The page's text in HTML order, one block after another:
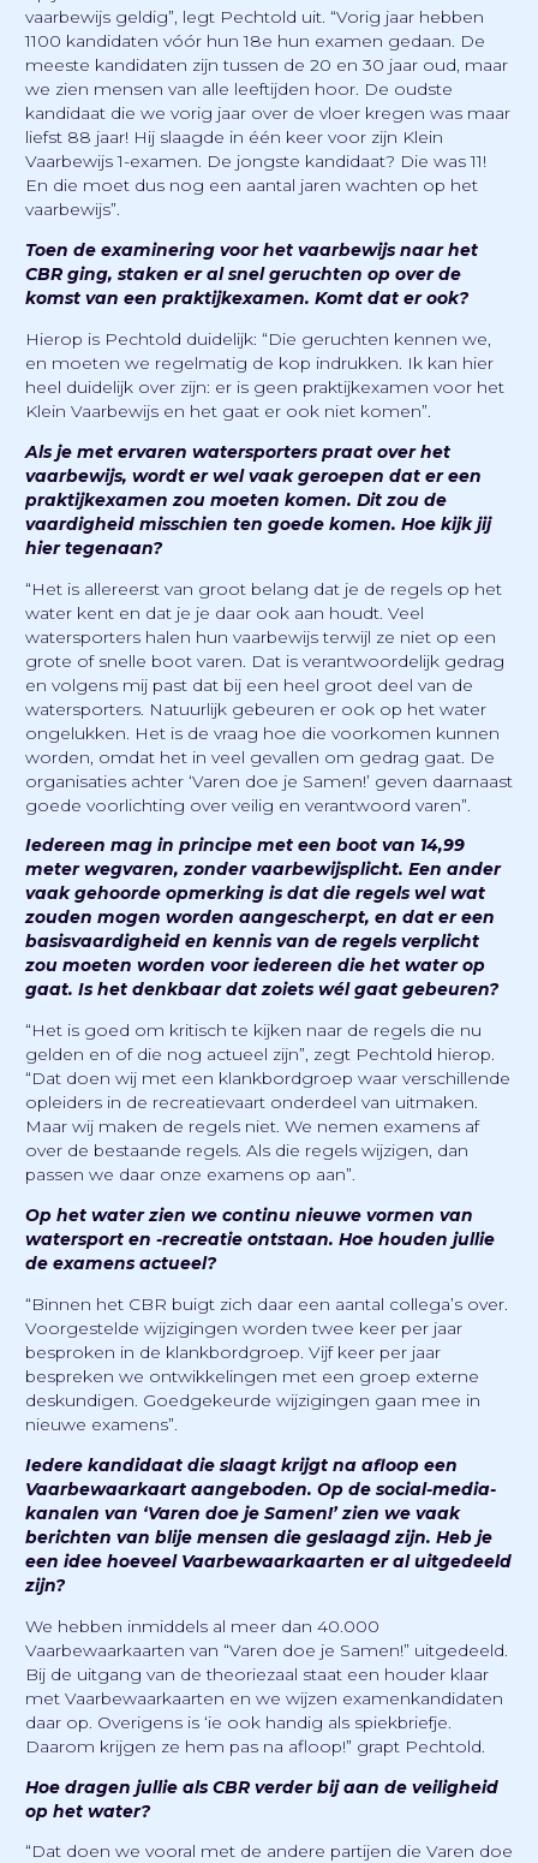
vaarbewijs geldig”, legt Pechtold uit. “Vorig jaar hebben
1100 kandidaten vóór hun 18e hun examen gedaan. De
meeste kandidaten zijn tussen de 20 en 30 jaar oud, maar
we zien mensen van alle leeftijden hoor. De oudste
kandidaat die we vorig jaar over de vloer kregen was maar
liefst 88 jaar! Hij slaagde in één keer voor zijn Klein
Vaarbewijs 1-examen. De jongste kandidaat? Die was 11!
En die moet dus nog een aantal jaren wachten op het
vaarbewijs”.
Toen de examinering voor het vaarbewijs naar het
CBR ging, staken er al snel geruchten op over de
komst van een praktijkexamen. Komt dat er ook?
Hierop is Pechtold duidelijk: “Die geruchten kennen we,
en moeten we regelmatig de kop indrukken. Ik kan hier
heel duidelijk over zijn: er is geen praktijkexamen voor het
Klein Vaarbewijs en het gaat er ook niet komen”.
Als je met ervaren watersporters praat over het
vaarbewijs, wordt er wel vaak geroepen dat er een
praktijkexamen zou moeten komen. Dit zou de
vaardigheid misschien ten goede komen. Hoe kijk jij
hier tegenaan?
“Het is allereerst van groot belang dat je de regels op het
water kent en dat je je daar ook aan houdt. Veel
watersporters halen hun vaarbewijs terwijl ze niet op een
grote of snelle boot varen. Dat is verantwoordelijk gedrag
en volgens mij past dat bij een heel groot deel van de
watersporters. Natuurlijk gebeuren er ook op het water
ongelukken. Het is de vraag hoe die voorkomen kunnen
worden, omdat het in veel gevallen om gedrag gaat. De
organisaties achter ‘Varen doe je Samen!’ geven daarnaast
goede voorlichting over veilig en verantwoord varen”.
Iedereen mag in principe met een boot van 14,99
meter wegvaren, zonder vaarbewijsplicht. Een ander
vaak gehoorde opmerking is dat die regels wel wat
zouden mogen worden aangescherpt, en dat er een
basisvaardigheid en kennis van de regels verplicht
zou moeten worden voor iedereen die het water op
gaat. Is het denkbaar dat zoiets wél gaat gebeuren?
“Het is goed om kritisch te kijken naar de regels die nu
gelden en of die nog actueel zijn”, zegt Pechtold hierop.
“Dat doen wij met een klankbordgroep waar verschillende
opleiders in de recreatievaart onderdeel van uitmaken.
Maar wij maken de regels niet. We nemen examens af
over de bestaande regels. Als die regels wijzigen, dan
passen we daar onze examens op aan”.
Op het water zien we continu nieuwe vormen van
watersport en -recreatie ontstaan. Hoe houden jullie
de examens actueel?
“Binnen het CBR buigt zich daar een aantal collega’s over.
Voorgestelde wijzigingen worden twee keer per jaar
besproken in de klankbordgroep. Vijf keer per jaar
bespreken we ontwikkelingen met een groep externe
deskundigen. Goedgekeurde wijzigingen gaan mee in
nieuwe examens”.
Iedere kandidaat die slaagt krijgt na afloop een
Vaarbewaarkaart aangeboden. Op de social-media-
kanalen van ‘Varen doe je Samen!’ zien we vaak
berichten van blije mensen die geslaagd zijn. Heb je
een idee hoeveel Vaarbewaarkaarten er al uitgedeeld
zijn?
We hebben inmiddels al meer dan 40.000
Vaarbewaarkaarten van “Varen doe je Samen!” uitgedeeld.
Bij de uitgang van de theoriezaal staat een houder klaar
met Vaarbewaarkaarten en we wijzen examenkandidaten
daar op. Overigens is ‘ie ook handig als spiekbriefje.
Daarom krijgen ze hem pas na afloop!” grapt Pechtold.
Hoe dragen jullie als CBR verder bij aan de veiligheid
op het water?
“Dat doen we vooral met de andere partijen die Varen doe